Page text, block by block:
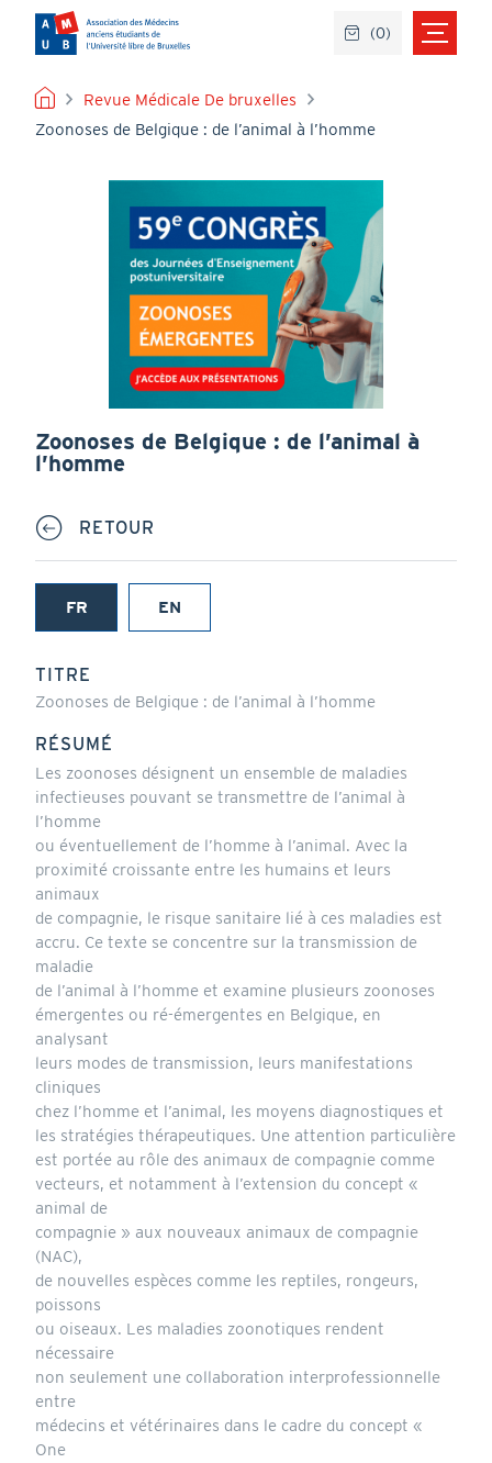
contenu
principal
FIL
D'ARIANE
Revue Médicale De bruxelles
Zoonoses de Belgique : de l’animal à l’homme
Zoonoses de Belgique : de l’animal à
l’homme
RETOUR
FR
(onglet
EN
TITRE
Zoonoses de Belgique : de l’animal à l’homme
RÉSUMÉ
Les zoonoses désignent un ensemble de maladies
infectieuses pouvant se transmettre de l’animal à
l’homme
ou éventuellement de l’homme à l’animal. Avec la
proximité croissante entre les humains et leurs
animaux
de compagnie, le risque sanitaire lié à ces maladies est
accru. Ce texte se concentre sur la transmission de
maladie
de l’animal à l’homme et examine plusieurs zoonoses
émergentes ou ré-émergentes en Belgique, en
analysant
leurs modes de transmission, leurs manifestations
cliniques
chez l’homme et l’animal, les moyens diagnostiques et
les stratégies thérapeutiques. Une attention particulière
est portée au rôle des animaux de compagnie comme
vecteurs, et notamment à l’extension du concept «
animal de
compagnie » aux nouveaux animaux de compagnie
(NAC),
de nouvelles espèces comme les reptiles, rongeurs,
poissons
ou oiseaux. Les maladies zoonotiques rendent
nécessaire
non seulement une collaboration interprofessionnelle
entre
médecins et vétérinaires dans le cadre du concept «
One
(0)